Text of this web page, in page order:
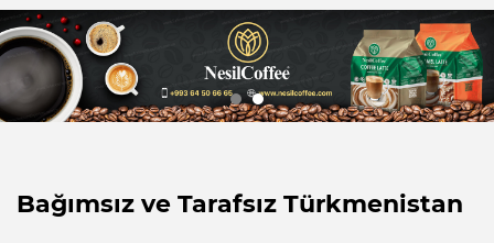
Bağımsız ve Tarafsız Türkmenistan